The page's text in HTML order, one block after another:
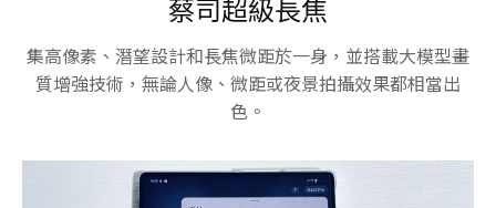
蔡司超級長焦
集高像素、潛望設計和長焦微距於一身，並搭載大模型畫
質增強技術，無論人像、微距或夜景拍攝效果都相當出
色。